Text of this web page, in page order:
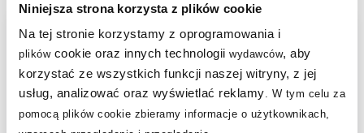
Niniejsza strona korzysta z plików cookie
Na tej stronie korzystamy z oprogramowania i
plikówcookie oraz innych technologii wydawców, aby
korzystać ze wszystkich funkcji naszej witryny, z jej
usług, analizować oraz wyświetlać reklamy. W tym celu za
pomocą plików cookie zbieramy informacje o użytkownikach,